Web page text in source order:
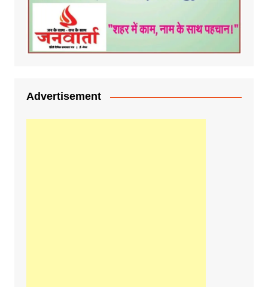
Advertisement